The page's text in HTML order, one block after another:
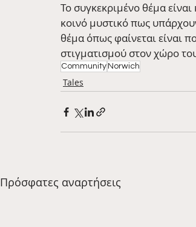
Το συγκεκριμένο θέμα
κοινό μυστικό πως
θέμα όπως φαίνεται είναι
στιγματισμού στον χώρο
Community Norwich
Tales
Πρόσφατες αναρτήσεις